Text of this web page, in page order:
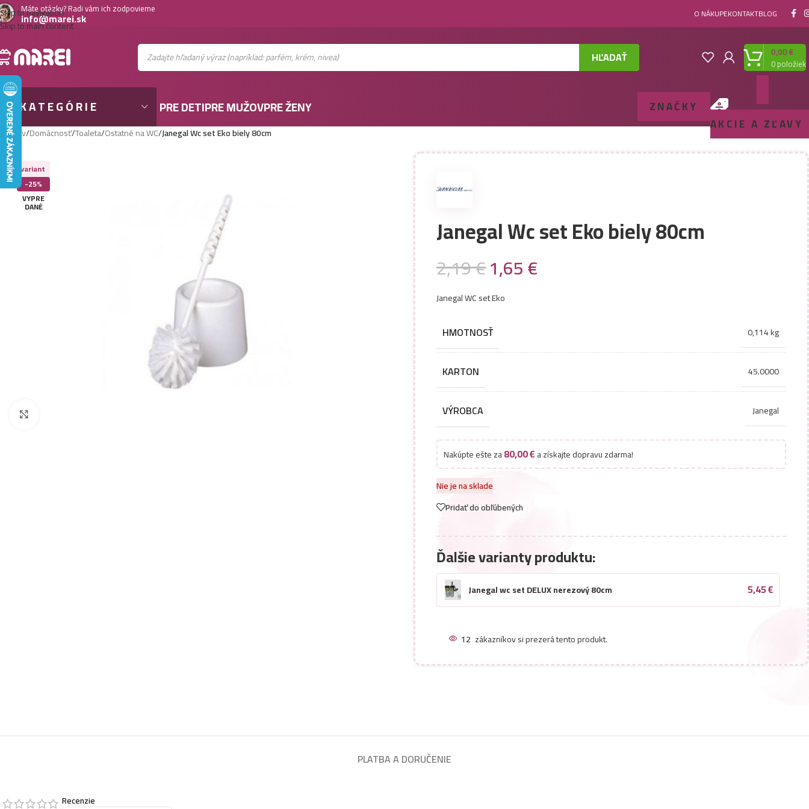
Skip to navigation
Skip to main content
Máte otázky? Radi vám ich zodpovieme
info@marei.sk O NÁKUPEKONTAKTBLOG
HĽADAŤ 0položiek
0,00€
KATEGÓRIE PRE DETIPRE MUŽOVPRE ŽENY
ZNAČKY
AKCIE A ZĽAVY
Domov/Domácnosť/Toaleta/Ostatné na WC/Janegal Wc set Eko biely 80cm
-25%
VYPRE
DANÉ
Viac variant
Janegal Wc set Eko biely 80cm
2,19€1,65€
Janegal WC set Eko
HMOTNOSŤ 0,114 kg
KARTON 45.0000
VÝROBCA Janegal
Nakúpte ešte za80,00€a získajte dopravu zdarma!
Nie je na sklade
Pridať do obľúbených
Ďalšie varianty produktu:
Janegal wc set DELUX nerezový 80cm 5,45€
12 zákazníkov si prezerá tento produkt.
PLATBA A DORUČENIE
Recenzie